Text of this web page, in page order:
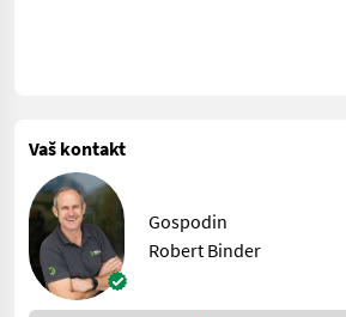
Vaš kontakt
Gospodin
Robert Binder